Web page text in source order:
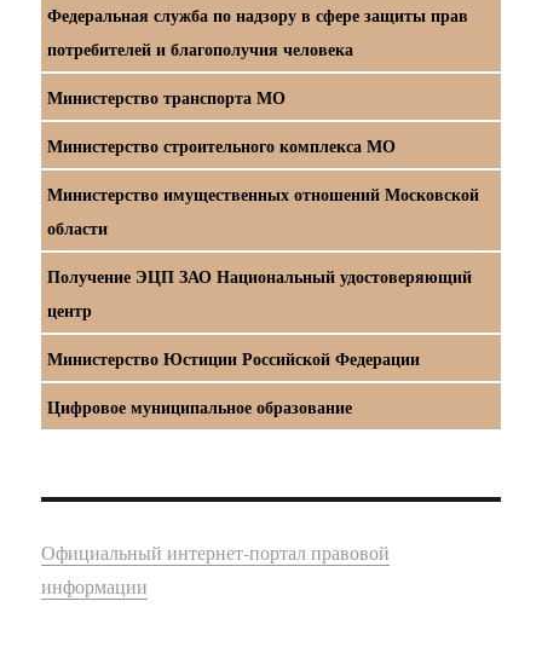
Федеральная служба по надзору в сфере защиты прав
потребителей и благополучия человека
Министерство транспорта МО
Министерство строительного комплекса МО
Министерство имущественных отношений Московской
области
Получение ЭЦП ЗАО Национальный удостоверяющий
центр
Министерство Юстиции Российской Федерации
Цифровое муниципальное образование
Официальный интернет-портал правовой
информации